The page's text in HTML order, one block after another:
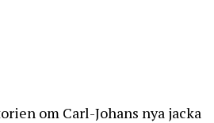
om Carl-Johans nya jacka